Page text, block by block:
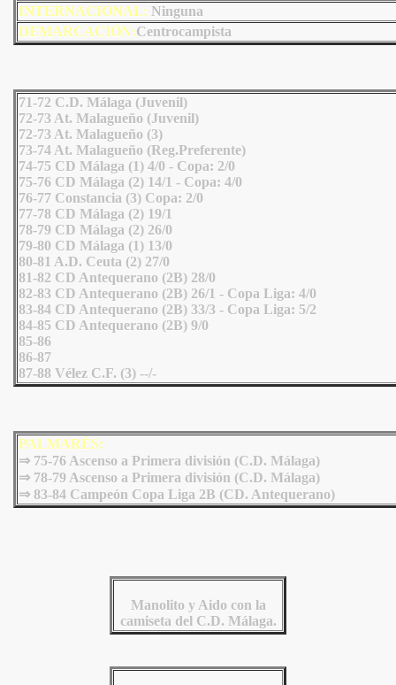
INTERNACIONAL: Ninguna
DEMARCACIÓN:Centrocampista
71-72 C.D. Málaga (Juvenil)
72-73 At. Malagueño (Juvenil)
72-73 At. Malagueño (3)
73-74 At. Malagueño (Reg.Preferente)
74-75 CD Málaga (1) 4/0 - Copa: 2/0
75-76 CD Málaga (2) 14/1 - Copa: 4/0
76-77 Constancia (3) Copa: 2/0
77-78 CD Málaga (2) 19/1
78-79 CD Málaga (2) 26/0
79-80 CD Málaga (1) 13/0
80-81 A.D. Ceuta (2) 27/0
81-82 CD Antequerano (2B) 28/0
82-83 CD Antequerano (2B) 26/1 - Copa Liga: 4/0
83-84 CD Antequerano (2B) 33/3 - Copa Liga: 5/2
84-85 CD Antequerano (2B) 9/0
85-86
86-87
87-88 Vélez C.F. (3) --/-
PALMARÉS:
⇒ 75-76 Ascenso a Primera división (C.D. Málaga)
⇒ 78-79 Ascenso a Primera división (C.D. Málaga)
⇒ 83-84 Campeón Copa Liga 2B (CD. Antequerano)
Manolito y Aido con la
camiseta del C.D. Málaga.